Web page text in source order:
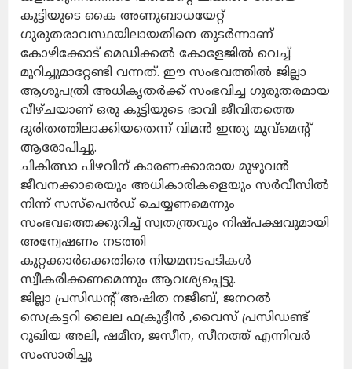
കുട്ടിയുടെ കൈ അണുബാധയേറ്റ്
ഗുരുതരാവസ്ഥയിലായതിനെ തുടർന്നാണ്
കോഴിക്കോട് മെഡിക്കൽ കോളേജിൽ വെച്ച്
മുറിച്ചുമാറ്റേണ്ടി വന്നത്. ഈ സംഭവത്തിൽ ജില്ലാ
ആശുപത്രി അധികൃതർക്ക് സംഭവിച്ച ഗുരുതരമായ
വീഴ്ചയാണ് ഒരു കുട്ടിയുടെ ഭാവി ജീവിതത്തെ
ദുരിതത്തിലാക്കിയതെന്ന് വിമൻ ഇന്ത്യ മൂവ്മെൻ്റ്
ആരോപിച്ചു.
ചികിത്സാ പിഴവിന് കാരണക്കാരായ മുഴുവൻ
ജീവനക്കാരെയും അധികാരികളെയും സർവീസിൽ
നിന്ന് സസ്പെൻഡ് ചെയ്യണമെന്നും
സംഭവത്തെക്കുറിച്ച് സ്വതന്ത്രവും നിഷ്പക്ഷവുമായി
അന്വേഷണം നടത്തി
കുറ്റക്കാർക്കെതിരെ നിയമനടപടികൾ
സ്വീകരിക്കണമെന്നും ആവശ്യപ്പെട്ടു.
ജില്ലാ പ്രസിഡൻ്റ് അഷിത നജീബ്, ജനറൽ
സെക്രട്ടറി ലൈല ഫക്രുദ്ദീൻ ,വൈസ് പ്രസിഡണ്ട്
റുഖിയ അലി, ഷമീന, ജസീന, സീനത്ത് എന്നിവർ
സംസാരിച്ചു